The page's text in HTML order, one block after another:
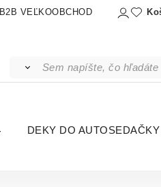
B2B VEĽKOOBCHOD
DEKY DO AUTOSEDAČKY